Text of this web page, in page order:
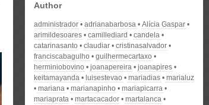
Author
administrador adrianabarbosa
Alícia Gaspar
arimildesoares
camillediard
candela
catarinasanto
claudiar
cristinasalvador
franciscabagulho
guilhermecartaxo
herminiobovino
joanapereira
joanapires
keitamayanda
luisestevao mariadias
marialuz
mariana
marianapinho
mariapicarra
mariaprata
martacacador
martalanca